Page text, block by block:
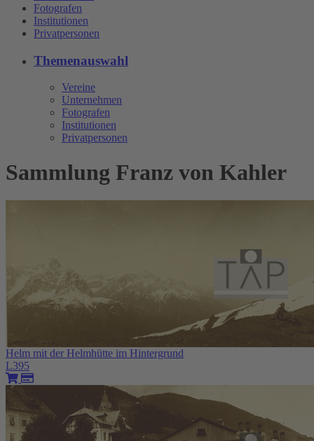
Fotografen
Institutionen
Privatpersonen
Themenauswahl
Vereine
Unternehmen
Fotografen
Institutionen
Privatpersonen
Sammlung Franz von Kahler
Helm mit der Helmhütte im Hintergrund
L395